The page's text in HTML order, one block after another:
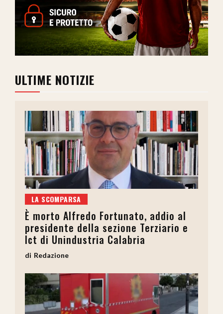
ULTIME NOTIZIE
LA SCOMPARSA
È morto Alfredo Fortunato, addio al
presidente della sezione Terziario e
Ict di Unindustria Calabria
Redazione